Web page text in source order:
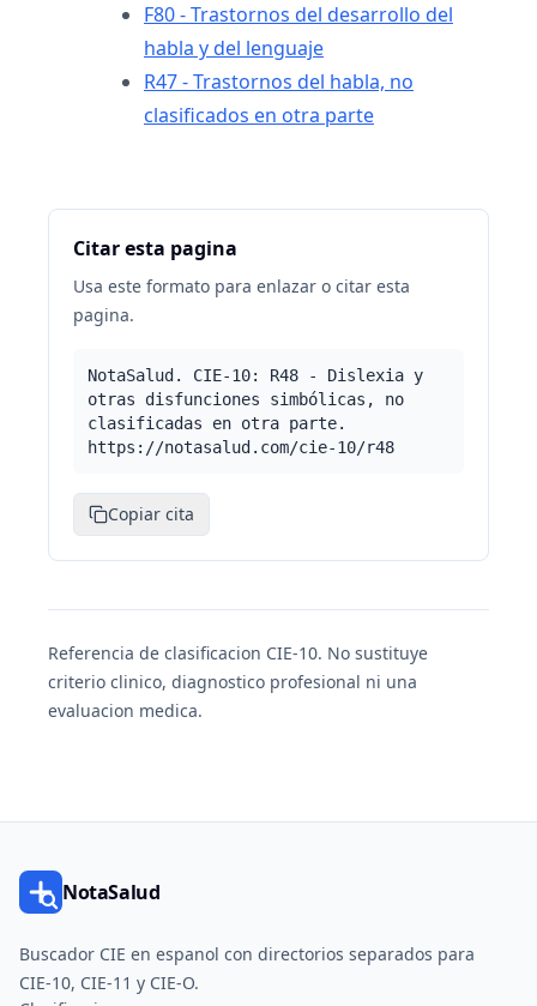
F80 - Trastornos del desarrollo del
habla y del lenguaje
R47 - Trastornos del habla, no
clasificados en otra parte
Citar esta pagina
Usa este formato para enlazar o citar esta
pagina.
NotaSalud. CIE-10: R48 - Dislexia y
otras disfunciones simbólicas, no
clasificadas en otra parte.
https://notasalud.com/cie-10/r48
Copiar cita
Referencia de clasificacion CIE-10. No sustituye
criterio clinico, diagnostico profesional ni una
evaluacion medica.
NotaSalud
Buscador CIE en espanol con directorios separados para
CIE-10, CIE-11 y CIE-O.